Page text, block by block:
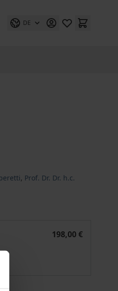
DE
, Prof. Dr. Dr. h.c.
198,00 €